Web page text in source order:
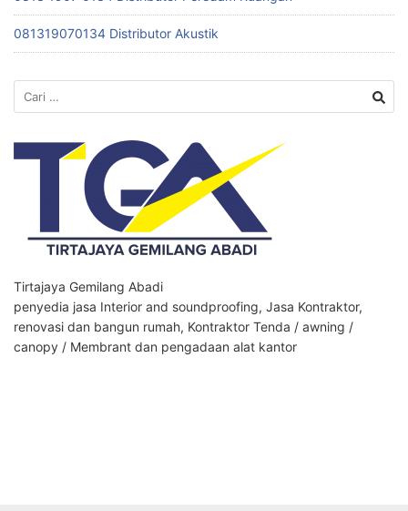
081319070134 Distributor Akustik
Cari
untuk:
Tirtajaya Gemilang Abadi
penyedia jasa Interior and soundproofing, Jasa Kontraktor,
renovasi dan bangun rumah, Kontraktor Tenda / awning /
canopy / Membrant dan pengadaan alat kantor